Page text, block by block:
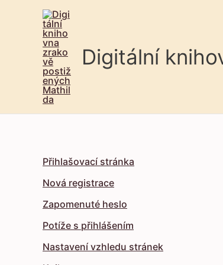
Digitální
Přihlašovací stránka
Nová registrace
Zapomenuté heslo
Potíže s přihlášením
Nastavení vzhledu stránek